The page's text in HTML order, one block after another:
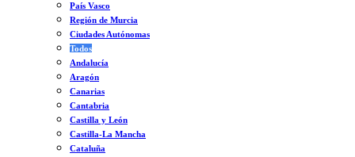
País Vasco
Región de Murcia
Ciudades Autónomas
Todos
Andalucía
Aragón
Canarias
Cantabria
Castilla y León
Castilla-La Mancha
Cataluña